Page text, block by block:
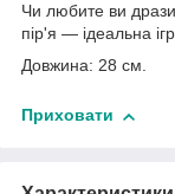
Чи любите ви
пір'я — ідеальна
Довжина: 28 см.
Приховати